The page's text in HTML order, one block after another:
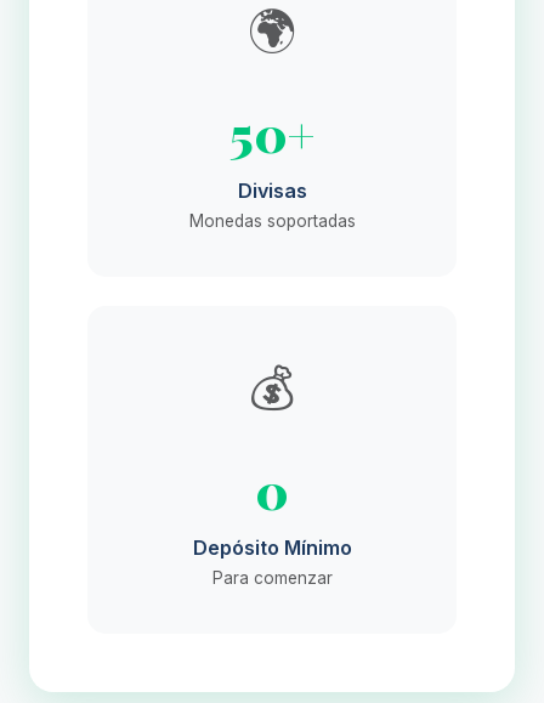
🌍
50+
Divisas
Monedas soportadas
💰
0
Depósito Mínimo
Para comenzar